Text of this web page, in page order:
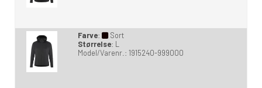
Farve:
Sort
Størrelse: L
Model/Varenr.: 1915240-999000